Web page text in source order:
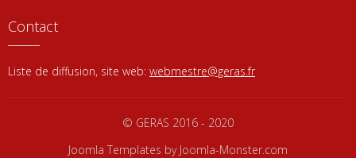
Contact
Liste de diffusion, site web: webmestre@geras.fr
© GERAS 2016 - 2020
Joomla Templates by Joomla-Monster.com